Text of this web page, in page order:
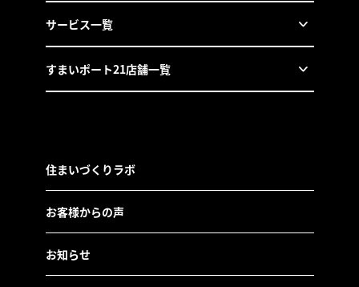
サービス一覧
すまいポート21店舗一覧
住まいづくりラボ
お客様からの声
お知らせ